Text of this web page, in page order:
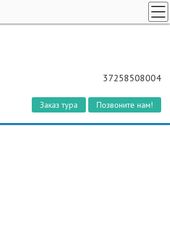
37258508004
Заказ тура Позвоните нам!
О КОМПАНИИ